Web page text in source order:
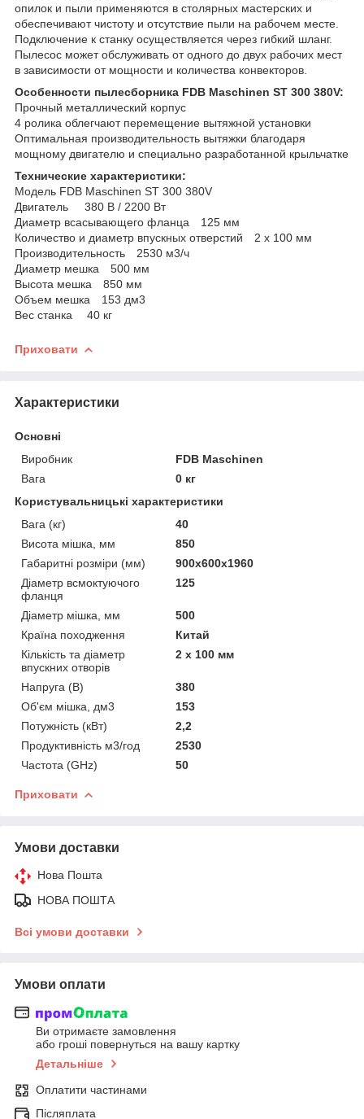
опилок и пыли применяются в столярных мастерских и
обеспечивают чистоту и отсутствие пыли на рабочем месте.
Подключение к станку осуществляется через гибкий шланг.
Пылесос может обслуживать от одного до двух рабочих мест
в зависимости от мощности и количества конвекторов.
Особенности пылесборника FDB Maschinen ST 300 380V:
Прочный металлический корпус
4 ролика облегчают перемещение вытяжной установки
Оптимальная производительность вытяжки благодаря
мощному двигателю и специально разработанной крыльчатке
Технические характеристики:
Модель FDB Maschinen ST 300 380V
Двигатель⠀⠀380 В / 2200 Вт
Диаметр всасывающего фланца ⠀125 мм
Количество и диаметр впускных отверстий⠀ 2 х 100 мм
Производительность⠀ 2530 м3/ч
Диаметр мешка ⠀500 мм
Высота мешка ⠀850 мм
Объем мешка⠀ 153 дм3
Вес станка ⠀ 40 кг
Приховати
Характеристики
Основні
Виробник
FDB Maschinen
Вага
0 кг
Користувальницькі характеристики
Вага (кг)
40
Висота мішка, мм
850
Габаритні розміри (мм)
900х600х1960
Діаметр всмоктуючого
фланця
125
Діаметр мішка, мм
500
Країна походження
Китай
Кількість та діаметр
впускних отворів
2 х 100 мм
Напруга (В)
380
Об'єм мішка, дм3
153
Потужність (кВт)
2,2
Продуктивність м3/год
2530
Частота (GHz)
50
Приховати
Умови доставки
Нова Пошта
НОВА ПОШТА
Всі умови доставки
Умови оплати
Ви отримаєте замовлення
або гроші повернуться на вашу картку
Детальніше
Оплатити частинами
Післяплата